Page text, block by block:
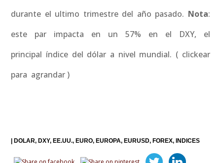
durante el ultimo trimestre del año pasado. Nota:
este par impacta en un 57% en el DXY, el
principal índice del dólar a nivel mundial. ( clickear
para agrandar )
DOLAR DXY EE.UU. EURO EUROPA EURUSD FOREX INDICES